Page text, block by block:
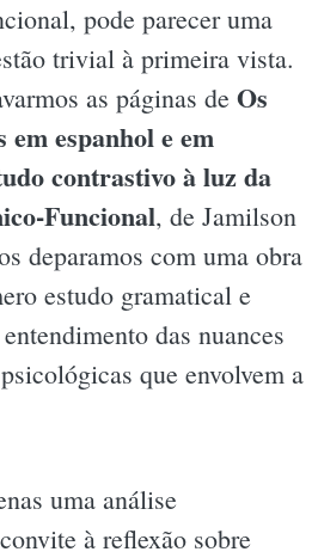
pode parecer uma
trivial à primeira vista.
as páginas de Os
em espanhol e em
contrastivo à luz da
Funcional, de Jamilson
deparamos com uma obra
estudo gramatical e
das nuances
que envolvem a
uma análise
à reflexão sobre